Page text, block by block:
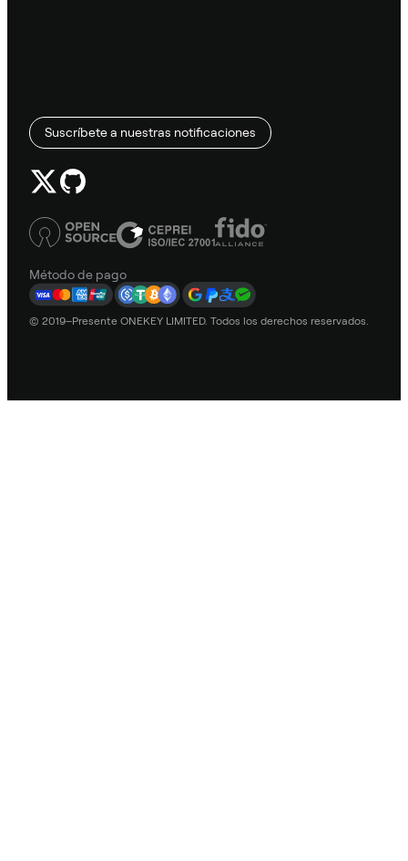
Suscríbete a nuestras notificaciones
Método de pago
© 2019–Presente ONEKEY LIMITED. Todos los derechos reservados.